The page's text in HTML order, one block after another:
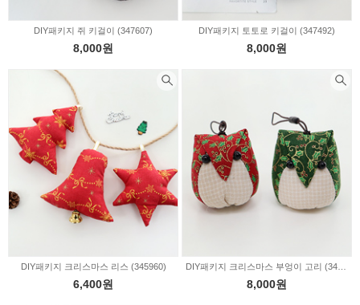
DIY패키지 쥐 키걸이 (347607)
8,000원
DIY패키지 토토로 키걸이 (347492)
8,000원
DIY패키지 크리스마스 리스 (345960)
6,400원 8,000원